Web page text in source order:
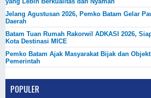
Jelang Agustusan 2026, Pemko Batam Gelar
Daerah
Batam Tuan Rumah Rakorwil ADKASI 2026,
Kota Destinasi MICE
Pemko Batam Ajak Masyarakat Bijak dan
Pemerintah
POPULER